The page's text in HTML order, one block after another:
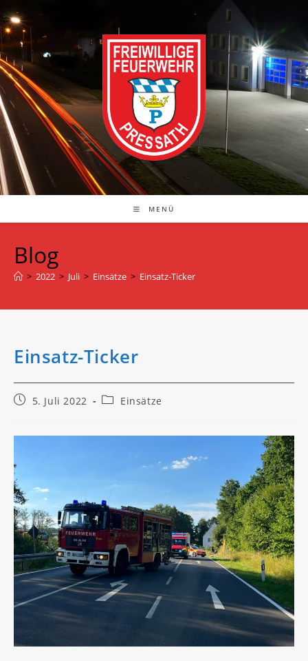
Zum
Inhalt
springen
MENÜ
Blog
> 2022 > Juli > Einsätze > Einsatz-Ticker
Einsatz-Ticker
Beitrag5. Juli 2022
Beitrags-
Einsätze